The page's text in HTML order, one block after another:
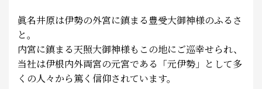
眞名井原は伊勢の外宮に鎮まる豊受大御神様のふるさ
と。
内宮に鎮まる天照大御神様もこの地にご巡幸せられ、
当社は伊根内外両宮の元宮である「元伊勢」として多
くの人々から篤く信仰されています。